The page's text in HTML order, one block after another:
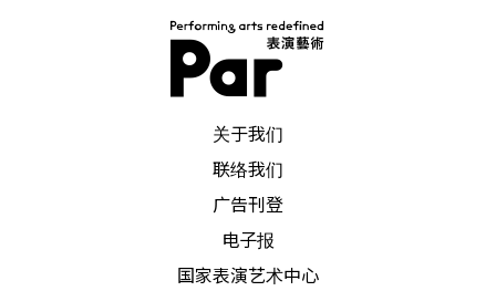
988年拆掉），第一次也是唯一一次，跟上万人一起
看现代舞，带著新闻里的传说印象，还没开演我的
心就怦怦跳著，从开幕的点香祭拜，微光里的点点
香火，舞者褪去彩色的服装，便蒙太奇地走入百年
前的海上冒险之旅，时而划天而过的叫声，撕心裂
肺的呐喊，齐心一致的呼嘿，伴随著朱宗庆打击乐
关于我们
联络我们
广告刊登
电子报
国家表演艺术中心